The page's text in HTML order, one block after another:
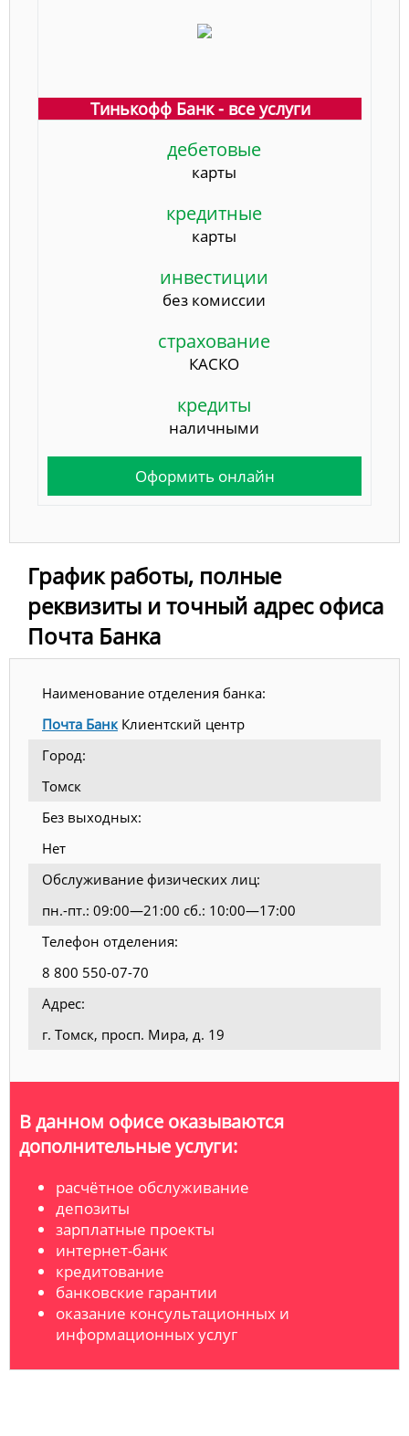
Тинькофф Банк - все услуги
дебетовые
карты
кредитные
карты
инвестиции
без комиссии
страхование
КАСКО
кредиты
наличными
Оформить онлайн
График работы, полные
реквизиты и точный адрес офиса
Почта Банка
Наименование отделения банка:
Почта БанкКлиентский центр
Город:
Томск
Без выходных:
Нет
Обслуживание физических лиц:
пн.-пт.: 09:00—21:00 сб.: 10:00—17:00
Телефон отделения:
8 800 550-07-70
Адрес:
г. Томск, просп. Мира, д. 19
В данном офисе оказываются
дополнительные услуги:
расчётное обслуживание
депозиты
зарплатные проекты
интернет-банк
кредитование
банковские гарантии
оказание консультационных и
информационных услуг